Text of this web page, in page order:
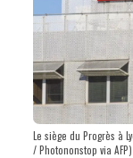
Le siège du Progrès à
/ Photononstop via AFP)